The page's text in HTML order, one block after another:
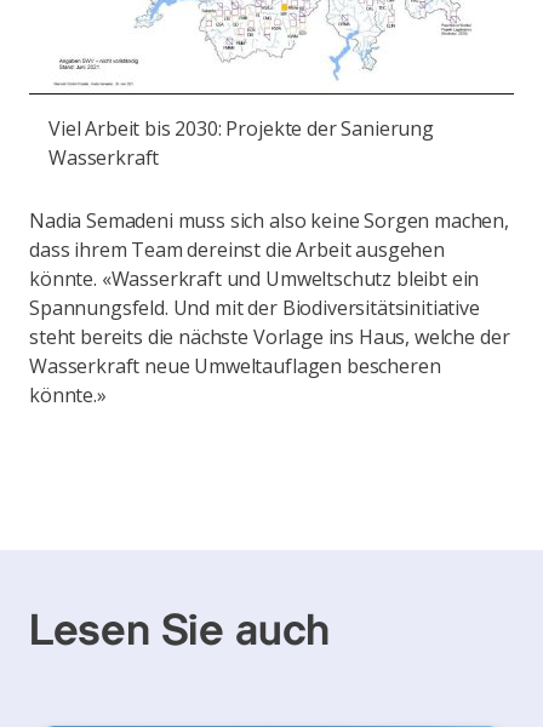
Viel Arbeit bis 2030: Projekte der Sanierung
Wasserkraft
Nadia Semadeni muss sich also keine Sorgen machen,
dass ihrem Team dereinst die Arbeit ausgehen
könnte. «Wasserkraft und Umweltschutz bleibt ein
Spannungsfeld. Und mit der Biodiversitätsinitiative
steht bereits die nächste Vorlage ins Haus, welche der
Wasserkraft neue Umweltauflagen bescheren
könnte.»
Lesen Sie auch